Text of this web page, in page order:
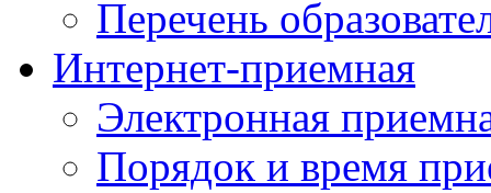
Перечень
Интернет-приемная
Электронная
Порядок и время